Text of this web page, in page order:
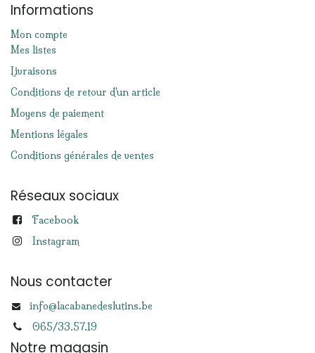
Informations
Mon compte
Mes listes
Livraisons
Conditions de retour d'un article
Moyens de paiement
Mentions légales
Conditions générales de ventes
Réseaux sociaux
Facebook
Instagram
Nous contacter
info@lacabanedeslutins.be
065/33.57.19
Notre magasin